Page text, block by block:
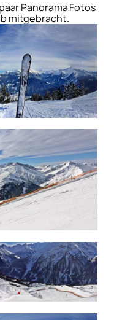
Panorama Fotos
mitgebracht.